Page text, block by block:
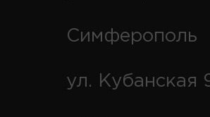
Симферополь
ул. Кубанская